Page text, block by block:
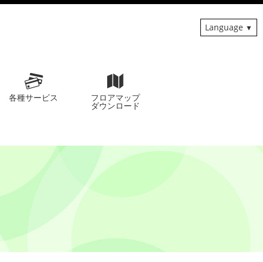
各種サービス フロアマップ
ダウンロード
Language